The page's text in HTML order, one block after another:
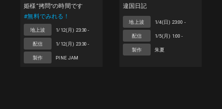
姫様“拷問”の時間です
#無料でみれる！
地上波 1/12(月) 23:30 -
配信 1/12(月) 23:30 -
製作 PINE JAM
違国日記
地上波 1/4(日) 23:00 -
配信 1/5(月) 1:00 -
製作 朱夏